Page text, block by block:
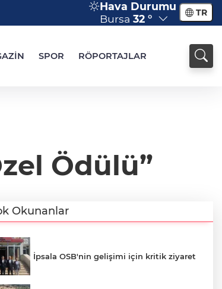
Hava Durumu
Bursa 32 ° TR
SPOR RÖPORTAJLAR
Ödülü”
Okunanlar
İpsala OSB'nin gelişimi için kritik ziyaret